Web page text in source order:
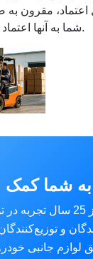
اعتماد، مقرون به
شما به آنها اعتماد و دوست خواهند داشت.
به شما کمک
با بیش از 25 سال
و
جانبی